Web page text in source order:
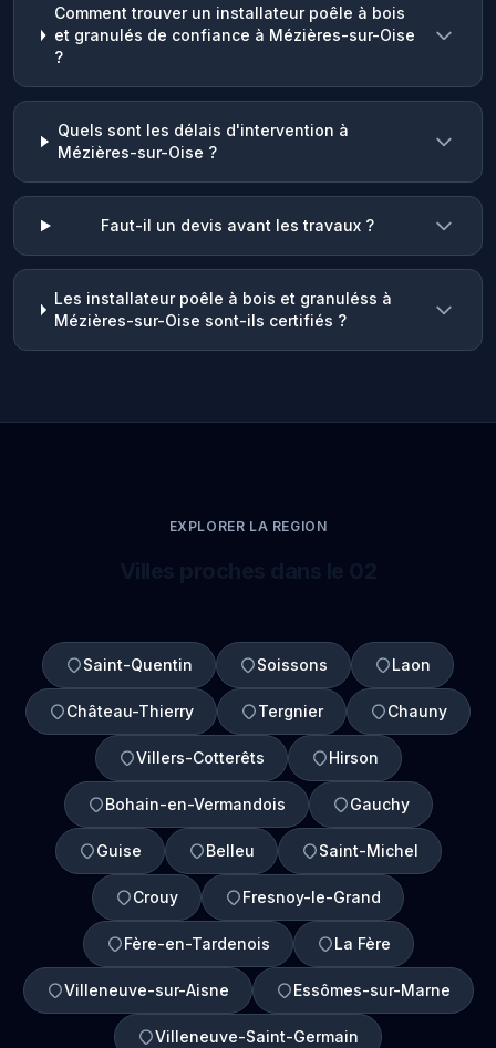
Comment trouver un installateur poêle à bois
et granulés de confiance à Mézières-sur-Oise
?
Quels sont les délais d'intervention à
Mézières-sur-Oise ?
Faut-il un devis avant les travaux ?
Les installateur poêle à bois et granuléss à
Mézières-sur-Oise sont-ils certifiés ?
EXPLORER LA REGION
Saint-Quentin Soissons Laon
Château-Thierry Tergnier Chauny
Villers-Cotterêts Hirson
Bohain-en-Vermandois Gauchy
Guise Belleu Saint-Michel
Crouy Fresnoy-le-Grand
Fère-en-Tardenois La Fère
Villeneuve-sur-Aisne Essômes-sur-Marne
Villeneuve-Saint-Germain